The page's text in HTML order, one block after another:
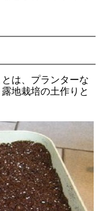
は、プランターな
地栽培の土作りと